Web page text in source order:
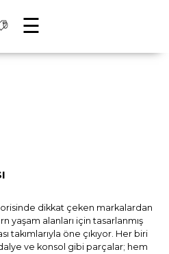
☰
dikkat çeken markalardan
yaşam alanları için tasarlanmış
takımlarıyla öne çıkıyor. Her biri
ve konsol gibi parçalar; hem